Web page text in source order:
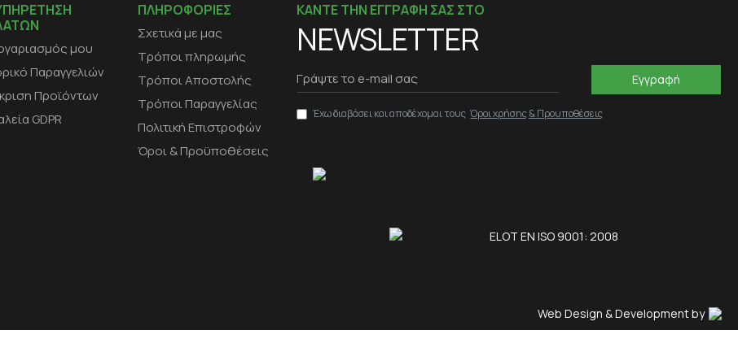
μου
Παραγγελιών
Προϊόντων
GDPR
ΠΛΗΡΟΦΟΡΙΕΣ
Σχετικά με μας
Τρόποι πληρωμής
Τρόποι Αποστολής
Τρόποι Παραγγελίας
Πολιτική Επιστροφών
Όροι & Προϋποθέσεις
ΚΑΝΤΕ ΤΗΝ ΕΓΓΡΑΦΗ ΣΑΣ ΣΤΟ
NEWSLETTER
Εγγραφή
Έχω διαβάσει και αποδέχομαι τους Όροι χρήσης & Προυποθέσεις
ELOT EN ISO 9001: 2008
Web Design & Development by